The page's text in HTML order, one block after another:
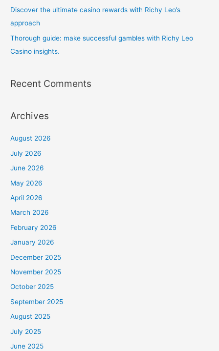
Discover the ultimate casino rewards with Richy Leo’s
approach
Thorough guide: make successful gambles with Richy Leo
Casino insights.
Recent Comments
Archives
August 2026
July 2026
June 2026
May 2026
April 2026
March 2026
February 2026
January 2026
December 2025
November 2025
October 2025
September 2025
August 2025
July 2025
June 2025